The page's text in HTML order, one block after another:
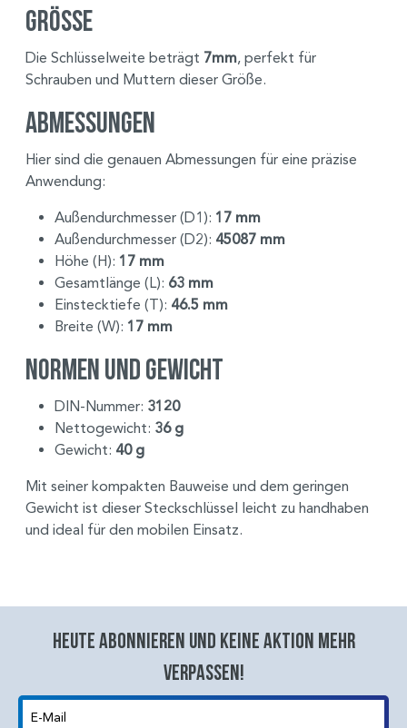
Größe
Die Schlüsselweite beträgt 7mm, perfekt für
Schrauben und Muttern dieser Größe.
Abmessungen
Hier sind die genauen Abmessungen für eine präzise
Anwendung:
Außendurchmesser (D1): 17 mm
Außendurchmesser (D2): 45087 mm
Höhe (H): 17 mm
Gesamtlänge (L): 63 mm
Einstecktiefe (T): 46.5 mm
Breite (W): 17 mm
Normen und Gewicht
DIN-Nummer: 3120
Nettogewicht: 36 g
Gewicht: 40 g
Mit seiner kompakten Bauweise und dem geringen
Gewicht ist dieser Steckschlüssel leicht zu handhaben
und ideal für den mobilen Einsatz.
Heute abonnieren und keine aktion mehr
verpassen!